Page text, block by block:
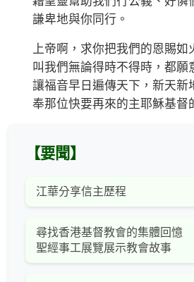
謙卑地與你同行。
上帝啊，求你把我們的恩賜如
叫我們無論得時不得時，都願
讓福音早日遍傳天下，新天新
奉那位快要再來的主耶穌基督
【要聞】
江華分享信主歷程
尋找香港基督教會的集體回憶
聖經事工展覽展示教會故事